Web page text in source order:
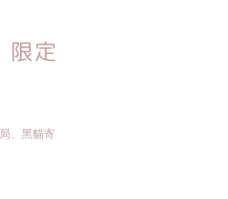
定
、黑貓寄